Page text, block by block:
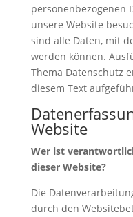
personenbezogenen
unsere Website
sind alle Daten, mit
werden können.
Thema Datenschutz
diesem Text
Website
Wer ist
dieser Website?
Die
durch den